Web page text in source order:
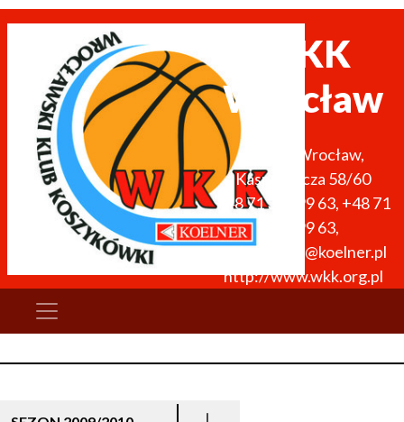
WKK
Wrocław
Wrocław,
Kasprowicza 58/60
+48 71 327 99 63, +48 71
327 99 63,
wkk.obiekty@koelner.pl
http://www.wkk.org.pl